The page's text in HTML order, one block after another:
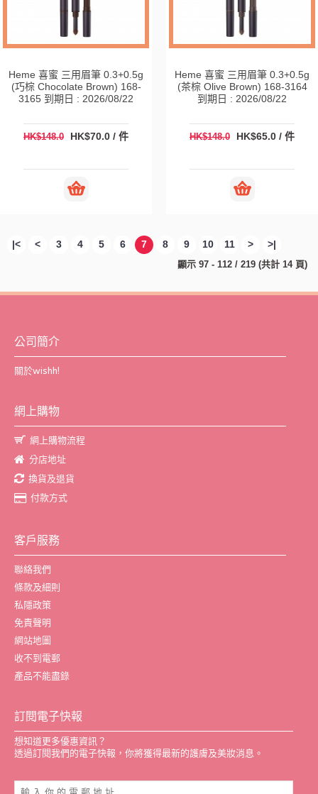
Heme 喜蜜 三用眉筆 0.3+0.5g
(巧棕 Chocolate Brown) 168-
3165 到期日 : 2026/08/22
HK$148.0 HK$70.0 / 件
Heme 喜蜜 三用眉筆 0.3+0.5g
(茶棕 Olive Brown) 168-3164
到期日 : 2026/08/22
HK$148.0 HK$65.0 / 件
|< < 3 4 5 6 7 8 9 10 11 > >|
顯示 97 - 112 / 219 (共計 14 頁)
公司簡介
關於wishh!
網上購物
網上購物流程
分店地址
換貨及退貨
付款方式
客戶服務
聯絡我們
條款及細則
私隱政策
免責聲明
網站地圖
收不到電郵
產品不能盡錄
訂閱電子快報
想知道更多優惠資訊？
透過訂閱我們的電子快報，你將獲得最新的護膚及美妝消息。